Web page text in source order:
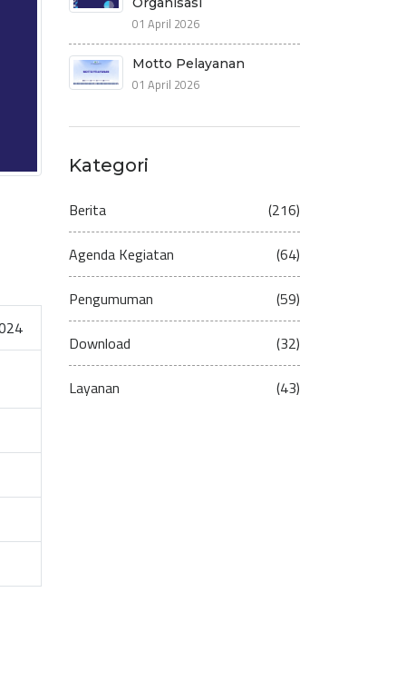
01 April 2026
Motto Pelayanan
01 April 2026
Kategori
Berita (216)
Agenda Kegiatan (64)
Pengumuman (59)
Download (32)
Layanan (43)